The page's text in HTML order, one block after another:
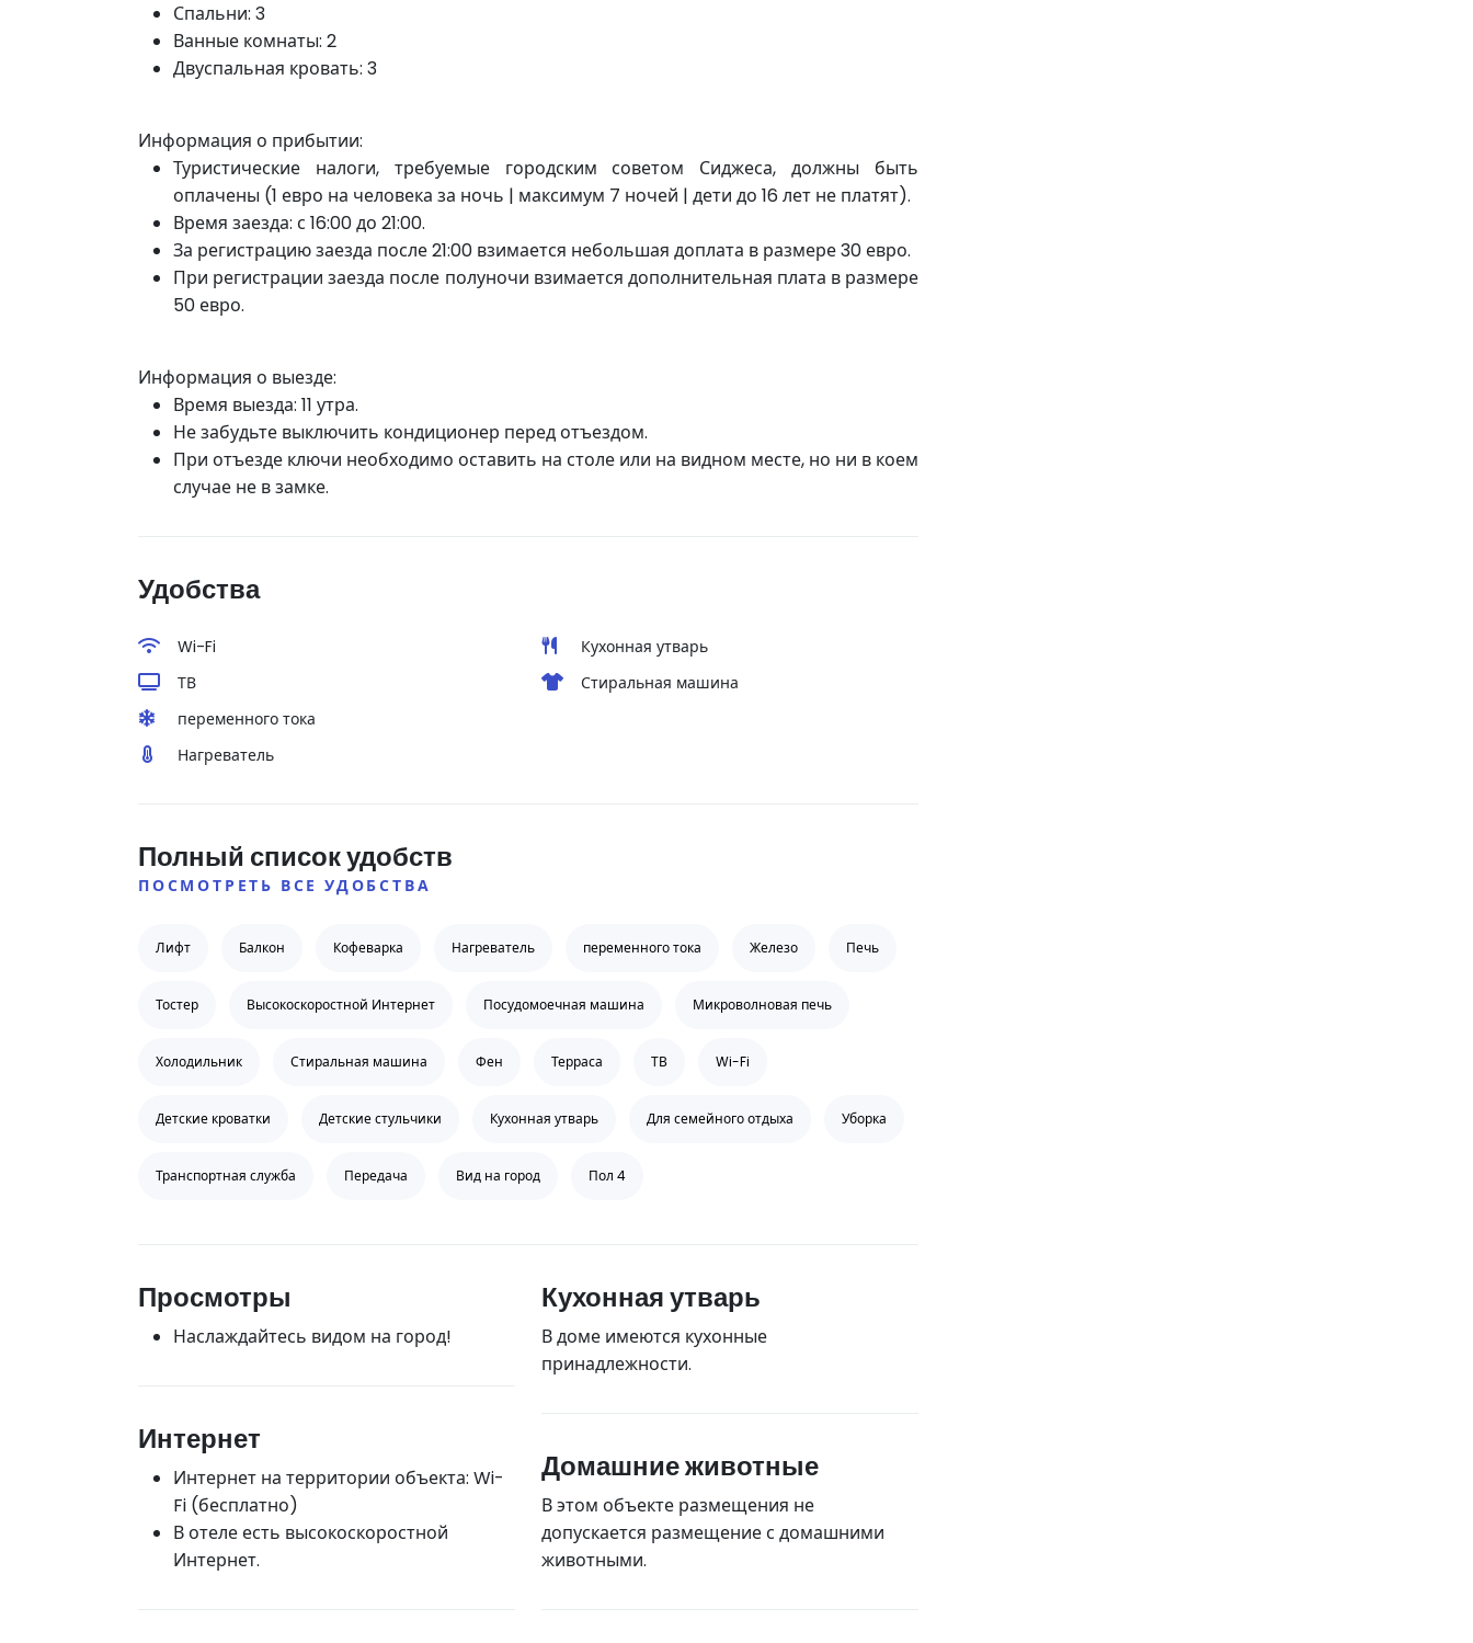
Спальни: 3
Ванные комнаты: 2
Двуспальная кровать: 3
Информация о прибытии:
Туристические налоги, требуемые городским советом Сиджеса, должны быть
оплачены (1 евро на человека за ночь | максимум 7 ночей | дети до 16 лет не платят).
Время заезда: с 16:00 до 21:00.
За регистрацию заезда после 21:00 взимается небольшая доплата в размере 30 евро.
При регистрации заезда после полуночи взимается дополнительная плата в размере
50 евро.
Информация о выезде:
Время выезда: 11 утра.
Не забудьте выключить кондиционер перед отъездом.
При отъезде ключи необходимо оставить на столе или на видном месте, но ни в коем
случае не в замке.
Удобства
Wi-Fi
ТВ
переменного тока
Нагреватель
Кухонная утварь
Стиральная машина
Полный список удобств
ПОСМОТРЕТЬ ВСЕ УДОБСТВА
Лифт Балкон Кофеварка Нагреватель переменного тока Железо Печь
Тостер Высокоскоростной Интернет Посудомоечная машина Микроволновая печь
Холодильник Стиральная машина Фен Терраса ТВ Wi-Fi
Детские кроватки Детские стульчики Кухонная утварь Для семейного отдыха Уборка
Транспортная служба Передача Вид на город Пол 4
Просмотры
Наслаждайтесь видом на город!
Интернет
Интернет на территории объекта: Wi-
Fi (бесплатно)
В отеле есть высокоскоростной
Интернет.
Кухонная утварь
В доме имеются кухонные
принадлежности.
Домашние животные
В этом объекте размещения не
допускается размещение с домашними
животными.